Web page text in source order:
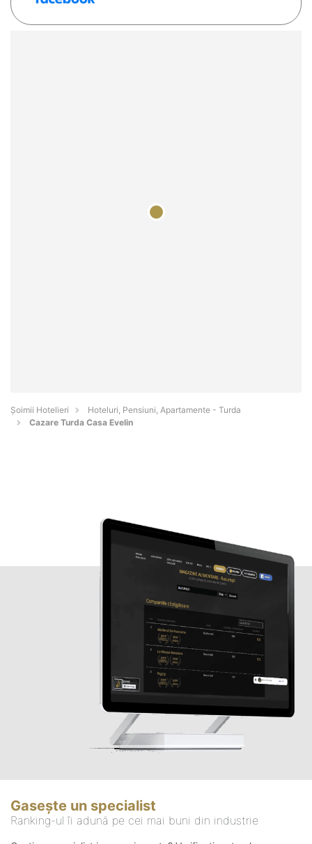
Șoimii Hotelieri
Hoteluri, Pensiuni, Apartamente - Turda
Cazare Turda Casa Evelin
Gasește un specialist
Ranking-ul îi adună pe cei mai buni din industrie